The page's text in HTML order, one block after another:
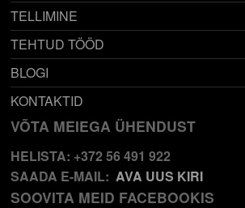
TELLIMINE
TEHTUD TÖÖD
BLOGI
KONTAKTID
VÕTA MEIEGA ÜHENDUST
HELISTA: +372 56 491 922
SAADA E-MAIL:AVA UUS KIRI
SOOVITA MEID FACEBOOKIS